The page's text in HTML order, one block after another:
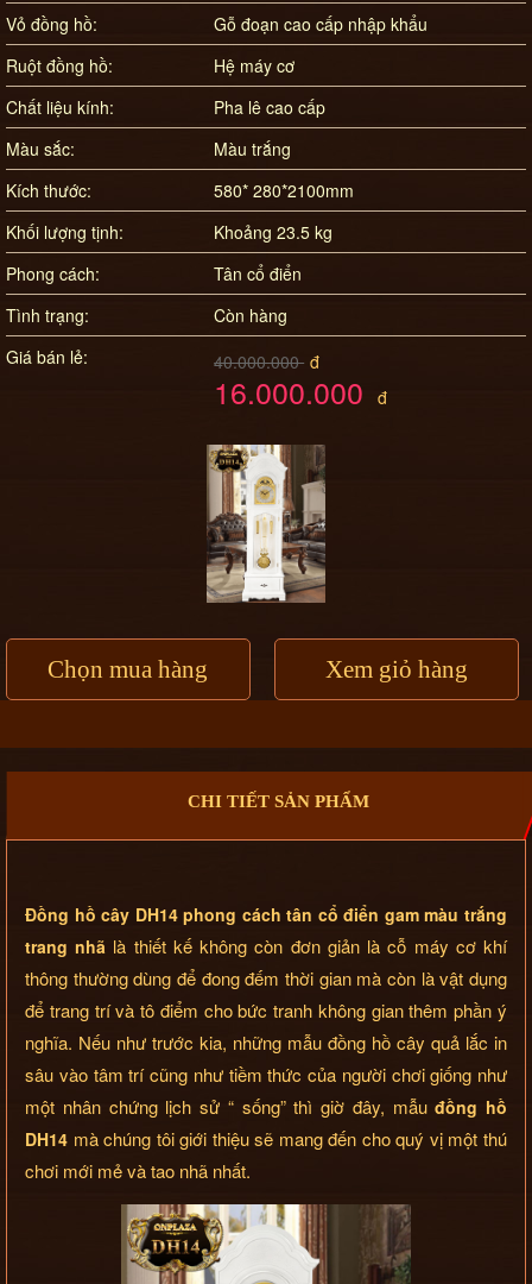
Vỏ đồng hồ:
Gỗ đoạn cao cấp nhập khẩu
Ruột đồng hồ:
Hệ máy cơ
Chất liệu kính:
Pha lê cao cấp
Màu sắc:
Màu trắng
Kích thước:
580* 280*2100mm
Khối lượng tịnh:
Khoảng 23.5 kg
Phong cách:
Tân cổ điển
Tình trạng:
Còn hàng
Giá bán lẻ:
40.000.000 đ
16.000.000 đ
Chọn mua hàng Xem giỏ hàng
CHI TIẾT SẢN PHẨM
Đồng hồ cây DH14 phong cách tân cổ điển gam màu trắng
trang nhã là thiết kế không còn đơn giản là cỗ máy cơ khí
thông thường dùng để đong đếm thời gian mà còn là vật dụng
để trang trí và tô điểm cho bức tranh không gian thêm phần ý
nghĩa. Nếu như trước kia, những mẫu đồng hồ cây quả lắc in
sâu vào tâm trí cũng như tiềm thức của người chơi giống như
một nhân chứng lịch sử “ sống” thì giờ đây, mẫuđồng hồ
DH14 mà chúng tôi giới thiệu sẽ mang đến cho quý vị một thú
chơi mới mẻ và tao nhã nhất.